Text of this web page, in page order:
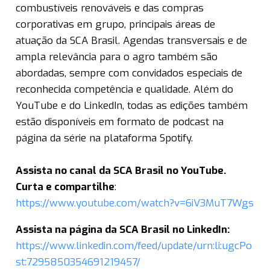
combustíveis renováveis e das compras
corporativas em grupo, principais áreas de
atuação da SCA Brasil. Agendas transversais e de
ampla relevância para o agro também são
abordadas, sempre com convidados especiais de
reconhecida competência e qualidade. Além do
YouTube e do LinkedIn, todas as edições também
estão disponíveis em formato de podcast na
página da série na plataforma Spotify.
Assista no canal da SCA Brasil no YouTube.
Curta e compartilhe:
https://www.youtube.com/watch?v=6iV3MuT7Wgs
Assista na página da SCA Brasil no LinkedIn:
https://www.linkedin.com/feed/update/urn:li:ugcPo
st:7295850354691219457/